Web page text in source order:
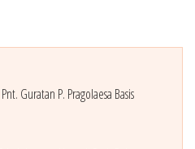
Guratan P. Pragolaesa Basis